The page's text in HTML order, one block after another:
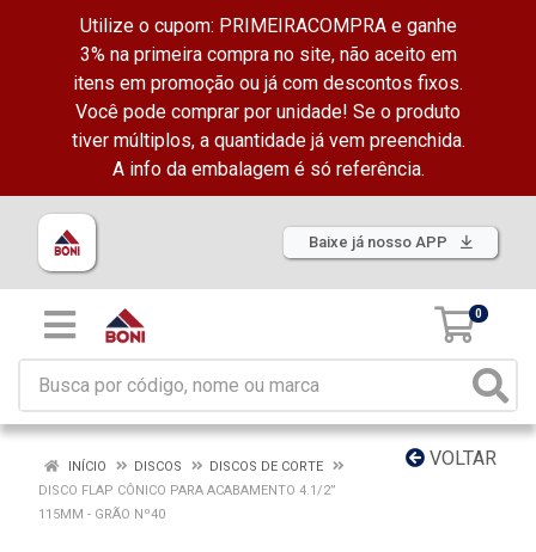
Utilize o cupom: PRIMEIRACOMPRA e ganhe
3% na primeira compra no site, não aceito em
itens em promoção ou já com descontos fixos.
Você pode comprar por unidade! Se o produto
tiver múltiplos, a quantidade já vem preenchida.
A info da embalagem é só referência.
Baixe já nosso APP
0
VOLTAR
INÍCIO DISCOS
DISCOS DE CORTE
DISCO FLAP CÔNICO PARA ACABAMENTO 4.1/2”
115MM - GRÃO Nº40